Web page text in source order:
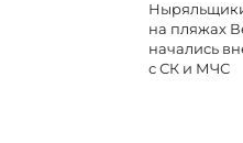
на пляжах
начались
с СК и МЧС